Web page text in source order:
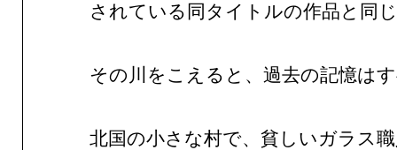
されている同タイトルの作品と同
その川をこえると、過去の記憶は
北国の小さな村で、貧しいガラス